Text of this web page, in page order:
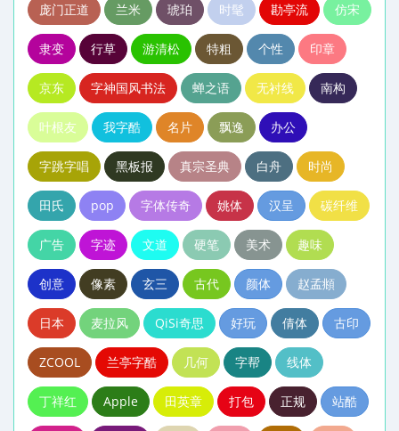
庞门正道 兰米 琥珀 时髦 勘亭流 仿宋
隶变 行草 游清松 特粗 个性 印章
京东 字神国风书法 蝉之语 无衬线 南构
叶根友 我字酷 名片 飘逸 办公
字跳字唱 黑板报 真宗圣典 白舟 时尚
田氏 pop 字体传奇 姚体 汉呈 碳纤维
广告 字迹 文道 硬笔 美术 趣味
创意 像素 玄三 古代 颜体 赵孟頫
日本 麦拉风 QiSi奇思 好玩 倩体 古印
ZCOOL 兰亭字酷 几何 字帮 线体
丁祥红 Apple 田英章 打包 正规 站酷